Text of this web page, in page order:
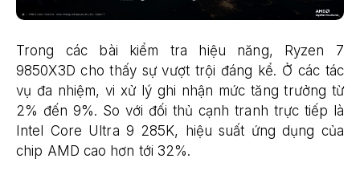
Trong các bài kiểm tra hiệu năng, Ryzen 7
9850X3D cho thấy sự vượt trội đáng kể. Ở các tác
vụ đa nhiệm, vi xử lý ghi nhận mức tăng trưởng từ
2% đến 9%. So với đối thủ cạnh tranh trực tiếp là
Intel Core Ultra 9 285K, hiệu suất ứng dụng của
chip AMD cao hơn tới 32%.